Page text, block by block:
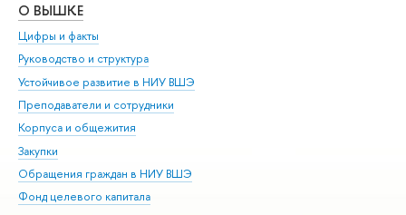
О ВЫШКЕ
Цифры и факты
Руководство и структура
Устойчивое развитие в НИУ ВШЭ
Преподаватели и сотрудники
Корпуса и общежития
Закупки
Обращения граждан в НИУ ВШЭ
Фонд целевого капитала